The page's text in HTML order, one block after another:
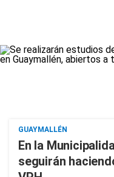
GUAYMALLÉN
En la
seguirán